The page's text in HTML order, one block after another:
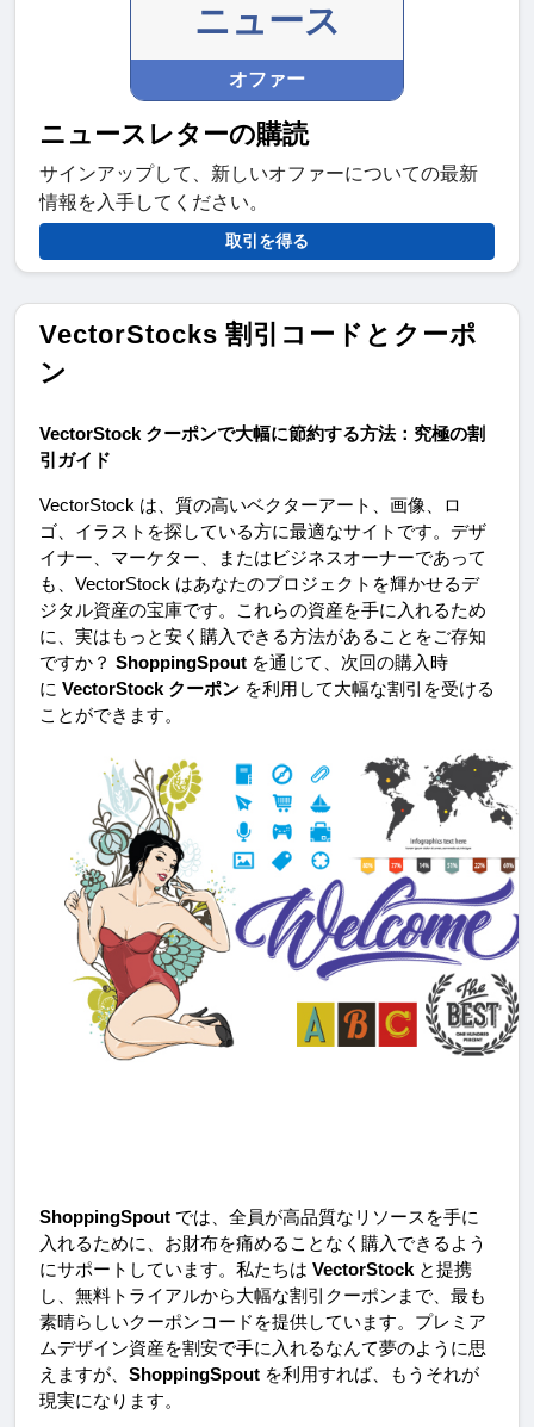
ニュース
オファー
ニュースレターの購読
サインアップして、新しいオファーについての最新
情報を入手してください。
取引を得る
VectorStocks 割引コードとクーポ
ン
VectorStock クーポンで大幅に節約する方法：究極の割
引ガイド
VectorStock は、質の高いベクターアート、画像、ロ
ゴ、イラストを探している方に最適なサイトです。デザ
イナー、マーケター、またはビジネスオーナーであって
も、VectorStock はあなたのプロジェクトを輝かせるデ
ジタル資産の宝庫です。これらの資産を手に入れるため
に、実はもっと安く購入できる方法があることをご存知
ですか？ ShoppingSpout を通じて、次回の購入時
に VectorStock クーポン を利用して大幅な割引を受ける
ことができます。
ShoppingSpout では、全員が高品質なリソースを手に
入れるために、お財布を痛めることなく購入できるよう
にサポートしています。私たちは VectorStock と提携
し、無料トライアルから大幅な割引クーポンまで、最も
素晴らしいクーポンコードを提供しています。プレミア
ムデザイン資産を割安で手に入れるなんて夢のように思
えますが、 ShoppingSpout を利用すれば、もうそれが
現実になります。